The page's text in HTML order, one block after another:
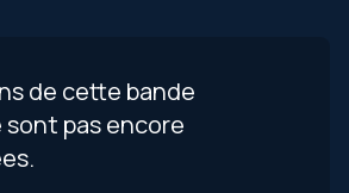
de cette bande
pas encore